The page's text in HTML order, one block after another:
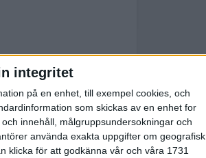
integritet
på en enhet, till exempel cookies, och
som skickas av en enhet for
innehåll, målgruppsundersokningar och
använda exakta uppgifter om geografisk
klicka för att godkänna vår och våra 1731